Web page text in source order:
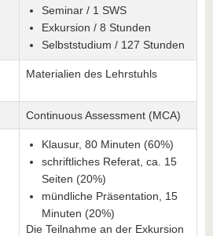
Seminar / 1 SWS
Exkursion / 8 Stunden
Selbststudium / 127 Stunden
Materialien des Lehrstuhls
Continuous Assessment (MCA)
Klausur, 80 Minuten (60%)
schriftliches Referat, ca. 15
Seiten (20%)
mündliche Präsentation, 15
Minuten (20%)
Die Teilnahme an der Exkursion